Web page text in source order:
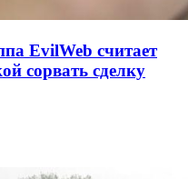
EvilWeb считает
сорвать сделку